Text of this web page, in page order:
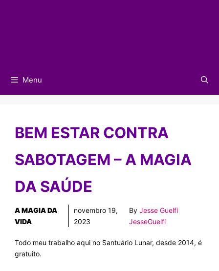
Menu
BEM ESTAR CONTRA
SABOTAGEM – A MAGIA
DA SAÚDE
A MAGIA DA
VIDA
novembro 19,
2023
ByJesse Guelfi
JesseGuelfi
Todo meu trabalho aqui no Santuário Lunar, desde 2014, é
gratuito.